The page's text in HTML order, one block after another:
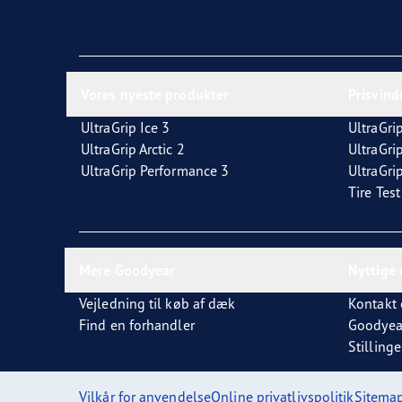
UltraGrip Ice 3
UltraGrip Arctic 2
UltraGrip Performance 3
Tire
Vejledning til køb af dæk
Find en forhandler
Kontakt
Vilkår for anvendelseOnline privatlivspolitik